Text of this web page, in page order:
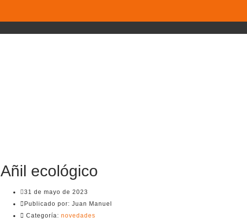
Añil ecológico
31 de mayo de 2023
Publicado por: Juan Manuel
Categoría: novedades